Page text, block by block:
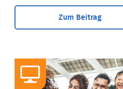
Zum Beitrag